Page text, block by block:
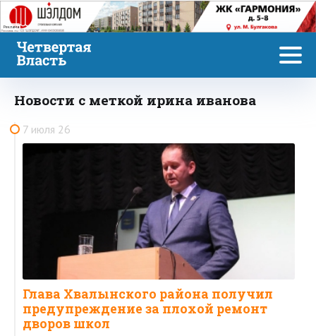
Реклама
Новости с меткой ирина иванова
7 июля 26
Глава Хвалынского района получил
предупреждение за плохой ремонт
дворов школ